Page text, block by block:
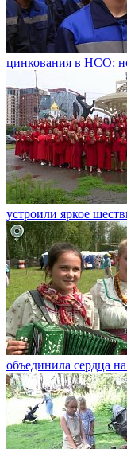
цинкования в НСО:
устроили яркое
объединила сердца